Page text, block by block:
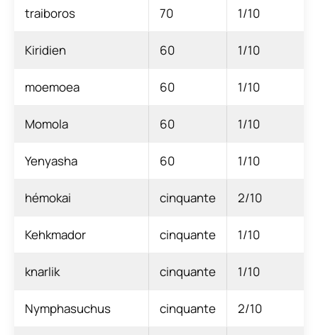
traiboros 70 1/10
Kiridien 60 1/10
moemoea 60 1/10
Momola 60 1/10
Yenyasha 60 1/10
hémokai cinquante 2/10
Kehkmador cinquante 1/10
knarlik cinquante 1/10
Nymphasuchus cinquante 2/10